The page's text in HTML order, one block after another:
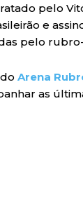
pelo
e
pelo
Arena
as